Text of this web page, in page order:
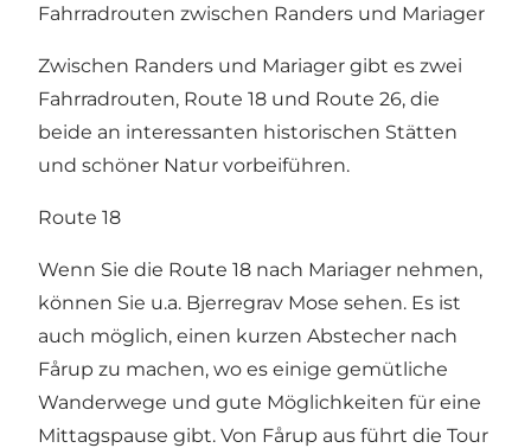
Fahrradrouten zwischen Randers und Mariager
Zwischen Randers und Mariager gibt es zwei
Fahrradrouten, Route 18 und Route 26, die
beide an interessanten historischen Stätten
und schöner Natur vorbeiführen.
Route 18
Wenn Sie die Route 18 nach Mariager nehmen,
können Sie u.a. Bjerregrav Mose sehen. Es ist
auch möglich, einen kurzen Abstecher nach
Fårup zu machen, wo es einige gemütliche
Wanderwege und gute Möglichkeiten für eine
Mittagspause gibt. Von Fårup aus führt die Tour